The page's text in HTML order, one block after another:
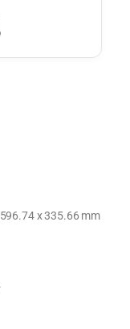
x 335.66 mm